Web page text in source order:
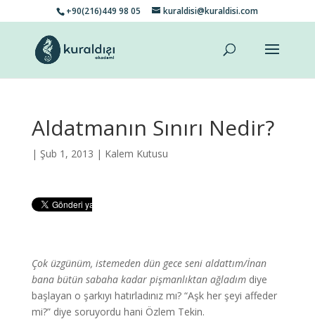
+90(216)449 98 05 kuraldisi@kuraldisi.com
Aldatmanın Sınırı Nedir?
| Şub 1, 2013 | Kalem Kutusu
Çok üzgünüm, istemeden dün gece seni aldattım/İnan
bana bütün sabaha kadar pişmanlıktan ağladımdiye
başlayan o şarkıyı hatırladınız mı? “Aşk her şeyi affeder
mi?” diye soruyordu hani Özlem Tekin.